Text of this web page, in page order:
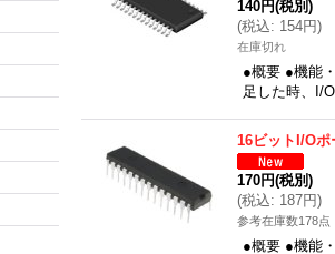
140円(税別)
(税込: 154円)
在庫切れ
●概要 ●機能
足した時、I/
16ビットI/Oポ
170円(税別)
(税込: 187円)
参考在庫数178点
●概要 ●機能